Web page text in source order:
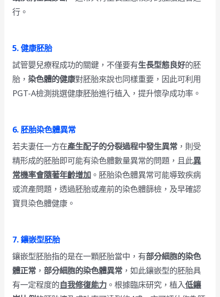
行。
5.健康胚胎
試管嬰兒療程成功的關鍵，不僅要有生長型態良好的胚
胎，染色體的健康對胚胎來說也同樣重要，因此可利用
PGT-A檢測挑選健康胚胎進行植入，提升懷孕成功率。
6. 胚胎染色體異常
若夫妻任一方在產生配子的分裂過程中發生異常 ，則受
精形成的胚胎即可能有染色體數量異常的問題，且此異
常機率會隨著年齡增加 。胚胎染色體異常可能導致疾病
或流產問題，透過胚胎或產前的染色體篩檢，及早確認
寶貝染色體健康。
7.鑲嵌型胚胎
鑲嵌型胚胎指的是在一顆胚胎當中，有部分細胞的染色
體正常 ，部分細胞的染色體異常 ，如此鑲嵌型的胚胎具
有一定程度的自我修復能力 。根據臨床研究，植入低鑲